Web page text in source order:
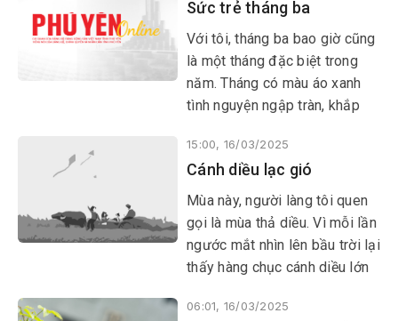
nhịp. Bóng người loáng thoáng
từ tờ mờ sáng, người ta gánh
những thùng nước đầy để
dành cho cả ngày sinh hoạt.
Sức trẻ tháng ba
Với tôi, tháng ba bao giờ cũng
là một tháng đặc biệt trong
năm. Tháng có màu áo xanh
tình nguyện ngập tràn, khắp
cũng rộn ràng không khí ra
quân. Mỗi lần nhắc lại kỷ niệm,
tôi như được sống lại với
những tháng ngày thanh xuân
tươi đẹp, được khoác lên
người màu áo xanh tình
15:00, 16/03/2025
Cánh diều lạc gió
Mùa này, người làng tôi quen
gọi là mùa thả diều. Vì mỗi lần
ngước mắt nhìn lên bầu trời lại
thấy hàng chục cánh diều lớn
thù. Diều cá mập, diều cá sấu,
06:01, 16/03/2025